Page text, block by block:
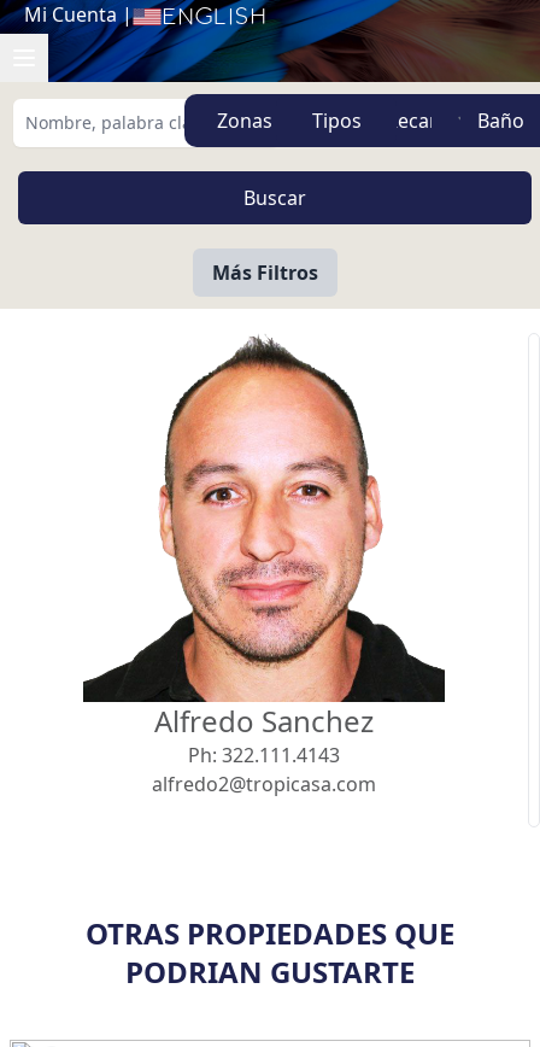
Mi Cuenta | English
Zonas Tipos
Más Filtros
Vista
Pie de Playa Buscar usando:
USD MXN
Menor Precio Primero
Alfredo Sanchez
Ph: 322.111.4143
alfredo2@tropicasa.com
OTRAS PROPIEDADES QUE
PODRIAN GUSTARTE